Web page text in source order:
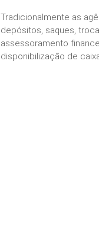
Tradicionalmente as
depósitos, saques,
assessoramento
disponibilização de